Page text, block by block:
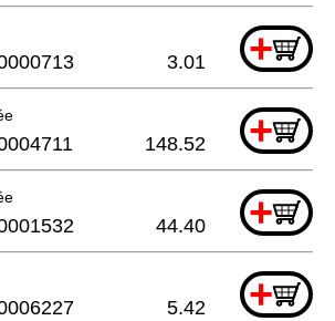
+
3.01
+
148.52
+
44.40
+
5.42